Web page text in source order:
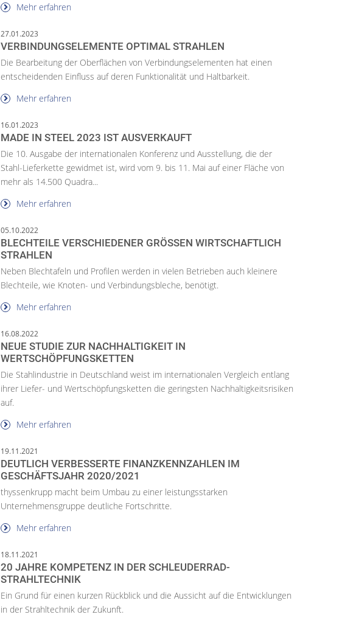
Mehr erfahren
27.01.2023
VERBINDUNGSELEMENTE OPTIMAL STRAHLEN
Die Bearbeitung der Oberflächen von Verbindungselementen hat einen
entscheidenden Einfluss auf deren Funktionalität und Haltbarkeit.
Mehr erfahren
16.01.2023
MADE IN STEEL 2023 IST AUSVERKAUFT
Die 10. Ausgabe der internationalen Konferenz und Ausstellung, die der
Stahl-Lieferkette gewidmet ist, wird vom 9. bis 11. Mai auf einer Fläche von
mehr als 14.500 Quadra...
Mehr erfahren
05.10.2022
BLECHTEILE VERSCHIEDENER GRÖSSEN WIRTSCHAFTLICH S
TRAHLEN
Neben Blechtafeln und Profilen werden in vielen Betrieben auch kleinere
Blechteile, wie Knoten- und Verbindungsbleche, benötigt.
Mehr erfahren
16.08.2022
NEUE STUDIE ZUR NACHHALTIGKEIT IN
WERTSCHÖPFUNGSKETTEN
Die Stahlindustrie in Deutschland weist im internationalen Vergleich entlang
ihrer Liefer- und Wertschöpfungsketten die geringsten Nachhaltigkeitsrisiken
auf.
Mehr erfahren
19.11.2021
DEUTLICH VERBESSERTE FINANZKENNZAHLEN IM
GESCHÄFTSJAHR 2020/2021
thyssenkrupp macht beim Umbau zu einer leistungsstarken
Unternehmensgruppe deutliche Fortschritte.
Mehr erfahren
18.11.2021
20 JAHRE KOMPETENZ IN DER SCHLEUDERRAD-
STRAHLTECHNIK
Ein Grund für einen kurzen Rückblick und die Aussicht auf die Entwicklungen
in der Strahltechnik der Zukunft.